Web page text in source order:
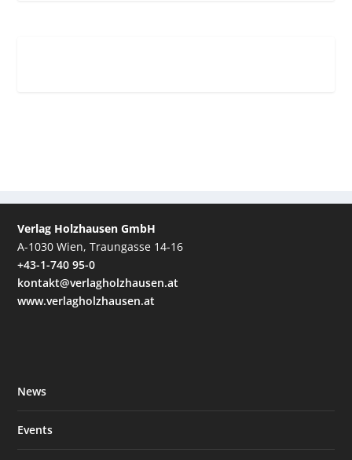
Verlag Holzhausen GmbH
A-1030 Wien, Traungasse 14-16
+43-1-740 95-0
kontakt@verlagholzhausen.at
www.verlagholzhausen.at
News
Events